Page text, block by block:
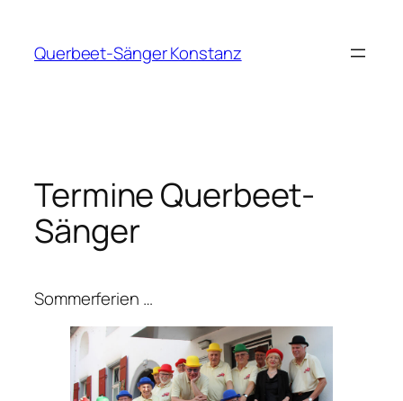
springen
Querbeet-Sänger Konstanz
Termine Querbeet-
Sänger
Sommerferien …